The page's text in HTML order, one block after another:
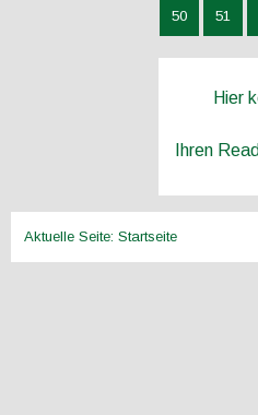
50 51
Hier
Ihren
Aktuelle Seite: Startseite